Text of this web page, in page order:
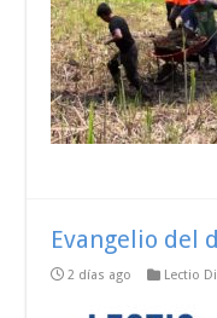
Evangelio del
2 días ago Lectio